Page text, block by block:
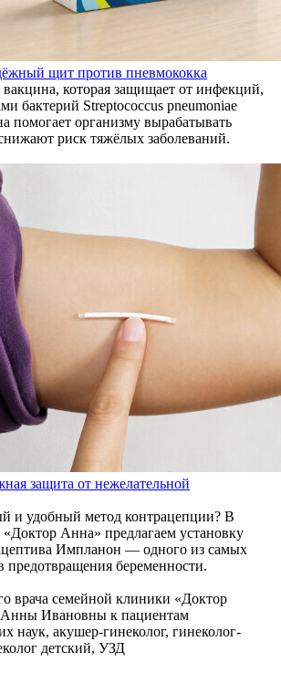
щит против пневмококка
которая защищает от инфекций,
бактерий Streptococcus pneumoniae
помогает организму вырабатывать
риск тяжёлых заболеваний.
защита от нежелательной
и удобный метод контрацепции? В
Анна» предлагаем установку
Импланон — одного из самых
предотвращения беременности.
врача семейной клиники «Доктор
Анны Ивановны к пациентам
наук, акушер-гинеколог, гинеколог-
детский, УЗД